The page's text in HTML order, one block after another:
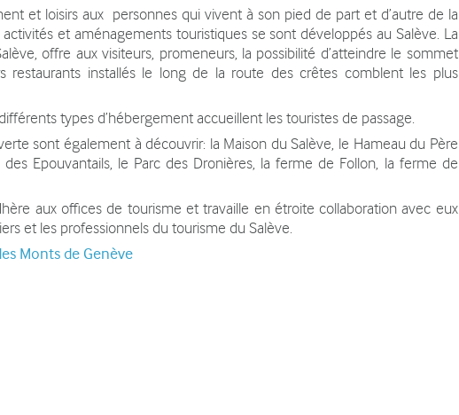
et loisirs aux personnes qui vivent à son pied de part et d’autre de la
et aménagements touristiques se sont développés au Salève. La
offre aux visiteurs, promeneurs, la possibilité d’atteindre le sommet
restaurants installés le long de la route des crêtes comblent les plus
types d’hébergement accueillent les touristes de passage.
sont également à découvrir: la Maison du Salève, le Hameau du Père
des Epouvantails, le Parc des Dronières, la ferme de Follon, la ferme de
aux offices de tourisme et travaille en étroite collaboration avec eux
et les professionnels du tourisme du Salève.
Monts de Genève